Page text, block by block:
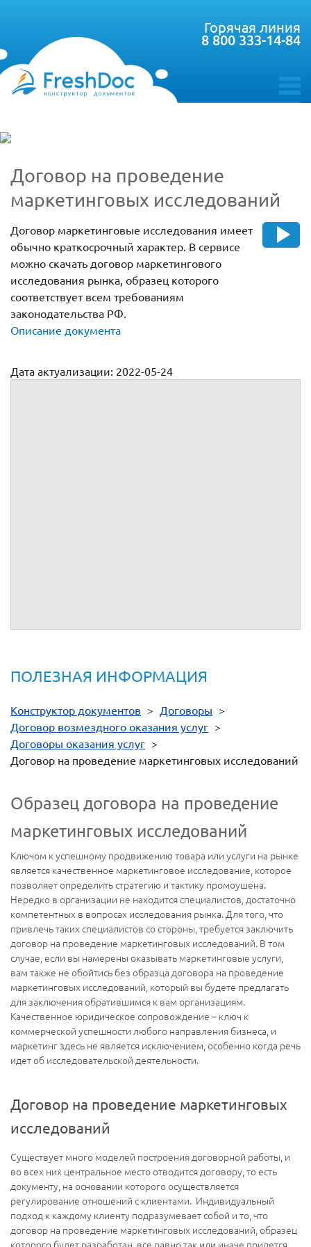
toggle
Горячая линия
8 800 333-14-84
Договор на проведение
маркетинговых исследований
Договор маркетинговые исследования имеет
обычно краткосрочный характер. В сервисе
можно скачать договор маркетингового
исследования рынка, образец которого
соответствует всем требованиям
законодательства РФ.
Описание документа
Дата актуализации: 2022-05-24
ПОЛЕЗНАЯ ИНФОРМАЦИЯ
Конструктор документов > Договоры >
Договор возмездного оказания услуг >
Договоры оказания услуг >
Договор на проведение маркетинговых исследований
Образец договора на проведение
маркетинговых исследований
Ключом к успешному продвижению товара или услуги на рынке
является качественное маркетинговое исследование, которое
позволяет определить стратегию и тактику промоушена.
Нередко в организации не находится специалистов, достаточно
компетентных в вопросах исследования рынка. Для того, что
привлечь таких специалистов со стороны, требуется заключить
договор на проведение маркетинговых исследований. В том
случае, если вы намерены оказывать маркетинговые услуги,
вам также не обойтись без образца договора на проведение
маркетинговых исследований, который вы будете предлагать
для заключения обратившимся к вам организациям.
Качественное юридическое сопровождение – ключ к
коммерческой успешности любого направления бизнеса, и
маркетинг здесь не является исключением, особенно когда речь
идет об исследовательской деятельности.
Договор на проведение маркетинговых
исследований
Существует много моделей построения договорной работы, и
во всех них центральное место отводится договору, то есть
документу, на основании которого осуществляется
регулирование отношений с клиентами. Индивидуальный
подход к каждому клиенту подразумевает собой и то, что
договор на проведение маркетинговых исследований, образец